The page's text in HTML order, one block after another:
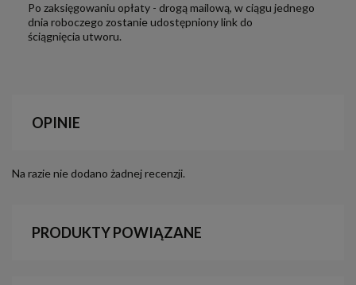
Po zaksięgowaniu opłaty - drogą mailową, w ciągu jednego
dnia roboczego zostanie udostępniony link do
ściągnięcia utworu.
OPINIE
Na razie nie dodano żadnej recenzji.
PRODUKTY POWIĄZANE